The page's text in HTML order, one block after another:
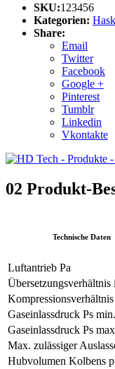
SKU:123456
Kategorien:
Share:
Email
Twitter
Facebook
Google +
Pinterest
Tumblr
Linkedin
Vkontakte
02 Produkt-
Technische Daten
Luftantrieb Pa
Übersetzungsverhältnis i
Kompressionsverhältnis
Gaseinlassdruck Ps min.
Gaseinlassdruck Ps
Max. zulässiger
Hubvolumen Kolbens